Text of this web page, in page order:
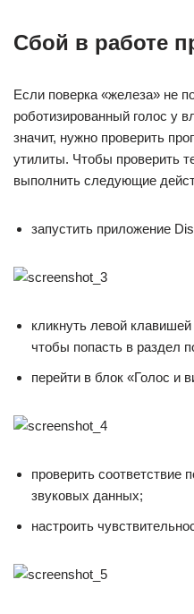
Сбой в работе
Если поверка «железа» не
роботизированный голос у
значит, нужно проверить
утилиты. Чтобы проверить
выполнить следующие
запустить приложение
кликнуть левой
чтобы попасть в раздел
перейти в блок «Голос и
проверить соответствие
звуковых данных;
настроить